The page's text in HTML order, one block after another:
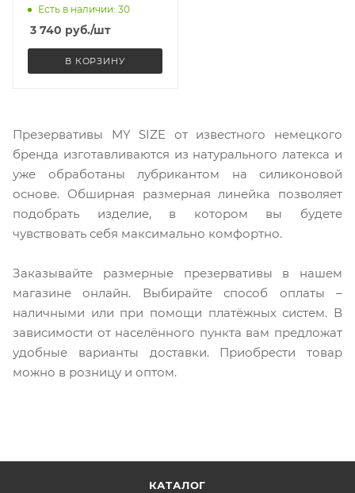
Есть в наличии: 30
3 740 руб./шт
В КОРЗИНУ
Презервативы MY SIZE от известного немецкого
бренда изготавливаются из натурального латекса и
уже обработаны лубрикантом на силиконовой
основе. Обширная размерная линейка позволяет
подобрать изделие, в котором вы будете
чувствовать себя максимально комфортно.
Заказывайте размерные презервативы в нашем
магазине онлайн. Выбирайте способ оплаты –
наличными или при помощи платёжных систем. В
зависимости от населённого пункта вам предложат
удобные варианты доставки. Приобрести товар
можно в розницу и оптом.
КАТАЛОГ